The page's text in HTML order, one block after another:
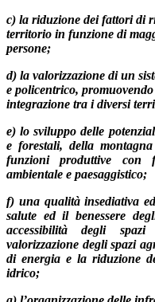
c) la riduzione dei fattori di
territorio in funzione di
persone;
d) la valorizzazione di un
e policentrico,
integrazione tra i diversi
e) lo sviluppo delle
e forestali, della
funzioni produttive con
ambientale e paesaggistico;
f) una qualità insediativa
salute ed il benessere
accessibilità degli
valorizzazione degli spazi
di energia e la riduzione
idrico;